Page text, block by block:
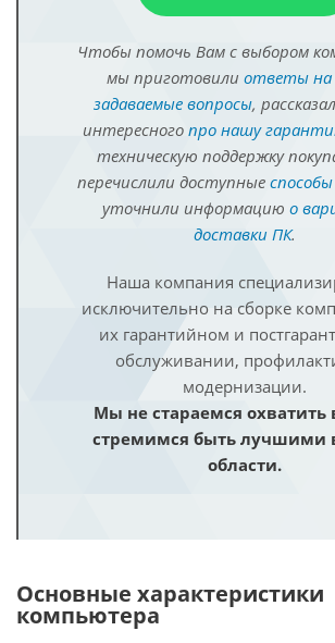
Чтобы помочь Вам с выбором
мы приготовили ответы на
задаваемые вопросы,
интересного про нашу
техническую поддержку
перечислили доступные
уточнили информацию о
доставки ПК.
Наша компания
исключительно на сборке
их гарантийном и
обслуживании,
модернизации.
Мы не стараемся охватить
стремимся быть лучшими
области.
Основные характеристики
компьютера